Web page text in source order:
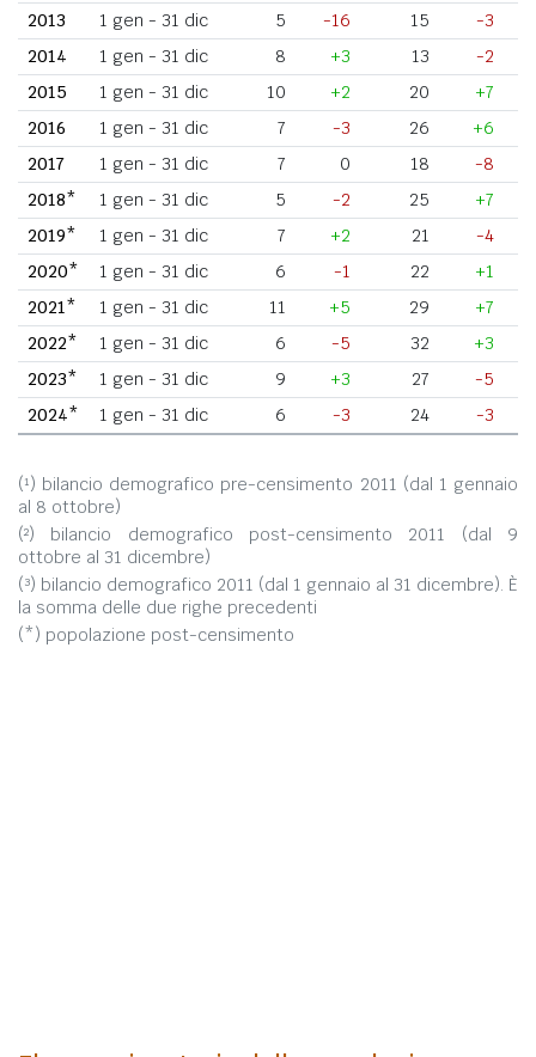
2013
1 gen - 31 dic 5 -16 15
-3
2014
1 gen - 31 dic 8 +3 13
-2
2015
1 gen - 31 dic 10 +2 20
+7
2016
1 gen - 31 dic 7 -3 26
+6
2017
1 gen - 31 dic 7 0 18
-8
2018*
1 gen - 31 dic 5 -2 25
+7
2019*
1 gen - 31 dic 7 +2 21
-4
2020*
1 gen - 31 dic 6 -1 22
+1
2021*
1 gen - 31 dic 11 +5 29
+7
2022*
1 gen - 31 dic 6 -5 32
+3
2023*
1 gen - 31 dic 9 +3 27
-5
2024*
1 gen - 31 dic 6 -3 24 -3
(¹) bilancio demografico pre-censimento 2011 (dal 1 gennaio
al 8 ottobre)
(²) bilancio demografico post-censimento 2011 (dal 9
ottobre al 31 dicembre)
(³) bilancio demografico 2011 (dal 1 gennaio al 31 dicembre). È
la somma delle due righe precedenti
(*) popolazione post-censimento